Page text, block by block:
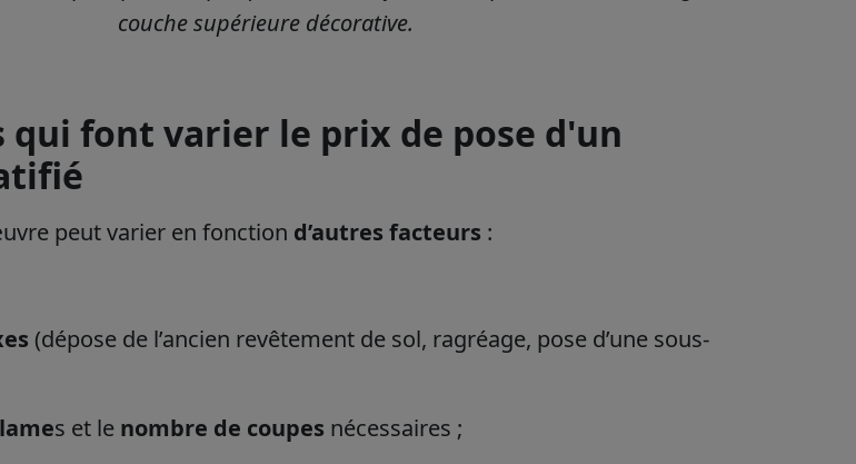
couche supérieure décorative.
qui font varier le prix de pose d'un
peut varier en fonction d’autres facteurs :
(dépose de l’ancien revêtement de sol, ragréage, pose d’une sous-
s et le nombre de coupes nécessaires ;